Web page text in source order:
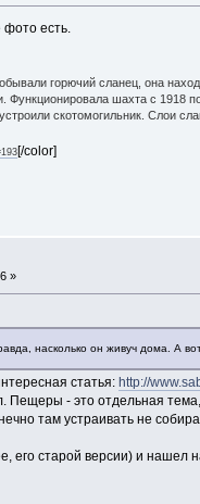
фото есть.
горючий сланец, она
шахта с 1918
скотомогильник. Слои
[/color]
»
насколько он живуч дома. А
статья: http://
- это отдельная
там устраивать не
его старой версии) и